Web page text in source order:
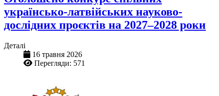
українсько-латвійських науково-
дослідних проєктів на 2027–2028 роки
Деталі
16 травня 2026
Перегляди: 571